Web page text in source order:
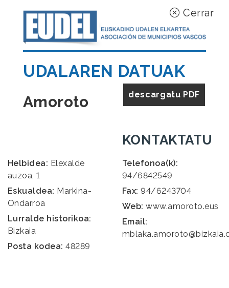
Cerrar
UDALAREN DATUAK
descargatu PDF
Amoroto
Helbidea: Elexalde
auzoa, 1
Eskualdea: Markina-
Ondarroa
Lurralde historikoa:
Bizkaia
Posta kodea: 48289
KONTAKTATU
Telefonoa(k):
94/6842549
Fax: 94/6243704
Web: www.amoroto.eus
Email: